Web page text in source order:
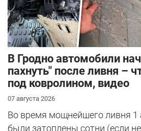
В Гродно автомобили
пахнуть" после ливня –
под ковролином, видео
07 августа 2026
Во время мощнейшего ливня 1
были затоплены сотни (если